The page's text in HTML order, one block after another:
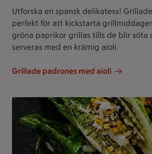
Utforska en spansk delikatess!
perfekt för att kickstarta
gröna paprikor grillas tills de blir söta
serveras med en krämig aioli.
Grillade padrones med aioli